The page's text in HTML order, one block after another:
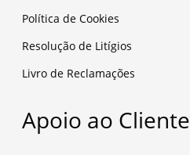
Política de Cookies
Resolução de Litígios
Livro de Reclamações
Apoio ao Cliente